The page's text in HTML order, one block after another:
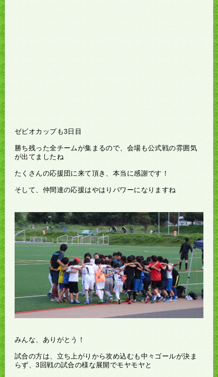
ゼビオカップも3日目
勝ち残った全チームが集まるので、会場も公式戦の雰囲気
が出てましたね
たくさんの応援団に来て頂き、本当に感謝です！
そして、仲間達の応援はやはりパワーになりますね
みんな、ありがとう！
試合の方は、立ち上がりから攻め込むも中々ゴールが決ま
らず、3回戦の試合の様な展開でモヤモヤと